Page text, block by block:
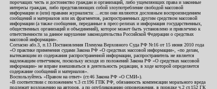
порочащих честь и достоинство граждан и организаций, либо ущемляющих права и законные
интересы граждан, либо представляющих собой злоупотребление свободой массовой
информации и (или) правами журналиста: ...если они являются дословным воспроизведением
сообщений и материалов или их фрагментов, распространенных другим средством массовой
информации (а также сообщения, переданные в пресс-релизах и информация государственных,
общественных организаций и объединений), которое может быть установлено и привлечено к
ответственности за данное нарушение законодательства Российской Федерации о средствах
массовой информации».
Согласно абз.3, п.13 Постановления Пленума Верховного Суда РФ №16 от 15 июня 2010 года
«О практике применения судами Закона РФ «О средствах массовой информации», «по делам,
вытекающим из содержания распространенной информации, распространитель не является
надлежащим ответчиком, поскольку исходя из положений Закона РФ «О средствах массовой
информации» не вправе вмешиваться в деятельность редакции, в ходе которой определяется
содержание сообщений и материалов».
Воспользуйтесь «Правом на ответ» (ст.46 Закона РФ «О СМИ»).
«В соответствии с положением ч.3 ст.196 ГПК РФ, обязанность компенсации морального вреда
подлежит возложению на авторов, а по опубликованию опровержения, в порядке ч.2 ст.152 ГК